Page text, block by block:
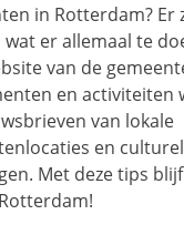
in Rotterdam? Er
er allemaal te
van de
en activiteiten
van lokale
en
Met deze tips